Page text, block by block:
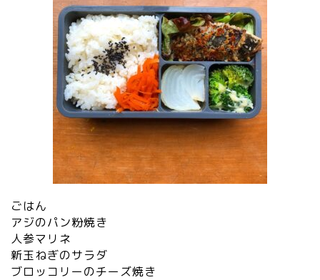
ごはん
アジのパン粉焼き
人参マリネ
新玉ねぎのサラダ
ブロッコリーのチーズ焼き